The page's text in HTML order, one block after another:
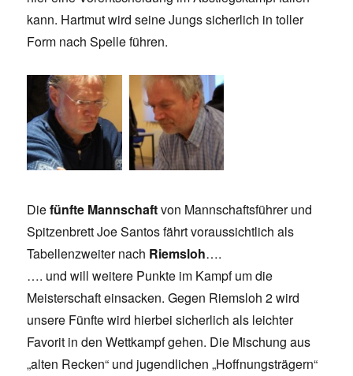
kann. Hartmut wird seine Jungs sicherlich in toller
Form nach Spelle führen.
Diefünfte Mannschaftvon Mannschaftsführer und
Spitzenbrett Joe Santos fährt voraussichtlich als
Tabellenzweiter nach Riemsloh….
…. und will weitere Punkte im Kampf um die
Meisterschaft einsacken. Gegen Riemsloh 2 wird
unsere Fünfte wird hierbei sicherlich als leichter
Favorit in den Wettkampf gehen. Die Mischung aus
„alten Recken“ und jugendlichen „Hoffnungsträgern“